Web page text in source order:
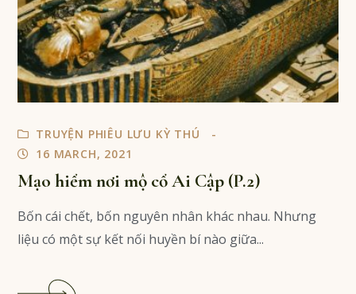
TRUYỆN PHIÊU LƯU KỲ THÚ
16 MARCH, 2021
Mạo hiểm nơi mộ cổ Ai Cập (P.2)
Bốn cái chết, bốn nguyên nhân khác nhau. Nhưng
liệu có một sự kết nối huyền bí nào giữa...